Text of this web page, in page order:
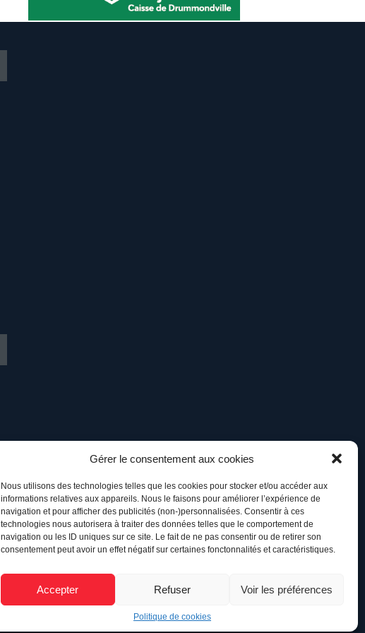
Gérer le consentement aux cookies
Nous utilisons des technologies telles que les cookies pour stocker et/ou accéder aux
informations relatives aux appareils. Nous le faisons pour améliorer l’expérience de
navigation et pour afficher des publicités (non-)personnalisées. Consentir à ces
technologies nous autorisera à traiter des données telles que le comportement de
navigation ou les ID uniques sur ce site. Le fait de ne pas consentir ou de retirer son
consentement peut avoir un effet négatif sur certaines fonctonnalités et caractéristiques.
Accepter Refuser Voir les préférences
Politique de cookies
Retour à l’accueil